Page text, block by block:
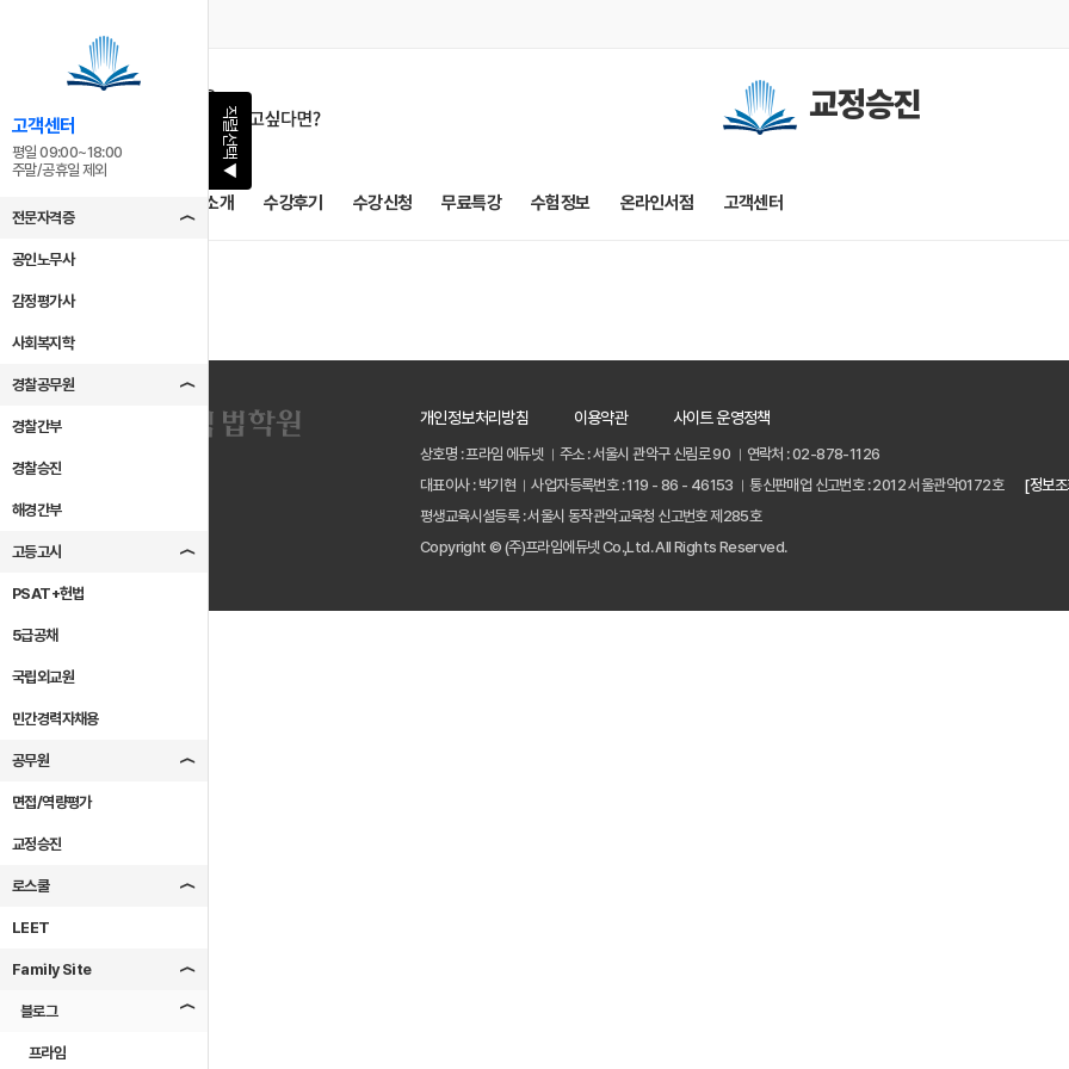
직렬선택
▶
고객센터
평일 09:00~18:00
주말/공휴일 제외
전문자격증
공인노무사
감정평가사
사회복지학
경찰공무원
경찰간부
경찰승진
해경간부
고등고시
PSAT+헌법
5급공채
국립외교원
민간경력자채용
공무원
면접/역량평가
교정승진
로스쿨
LEET
Family Site
블로그
프라임
교정승진
교수소개 수강후기 수강신청 무료특강 수험정보 온라인서점 고객센터
개인정보처리방침 이용약관 사이트 운영정책
상호명 : 프라임 에듀넷 주소 : 서울시 관악구 신림로 90
연락처 : 02-878-1126
대표이사 : 박기현
사업자등록번호 : 119 - 86 - 46153 통신판매업 신고번호 : 2012 서울관악0172호
[정보
평생교육시설등록 : 서울시 동작관악교육청 신고번호 제285호
Copyright © (주)프라임에듀넷 Co.,Ltd. All Rights Reserved.